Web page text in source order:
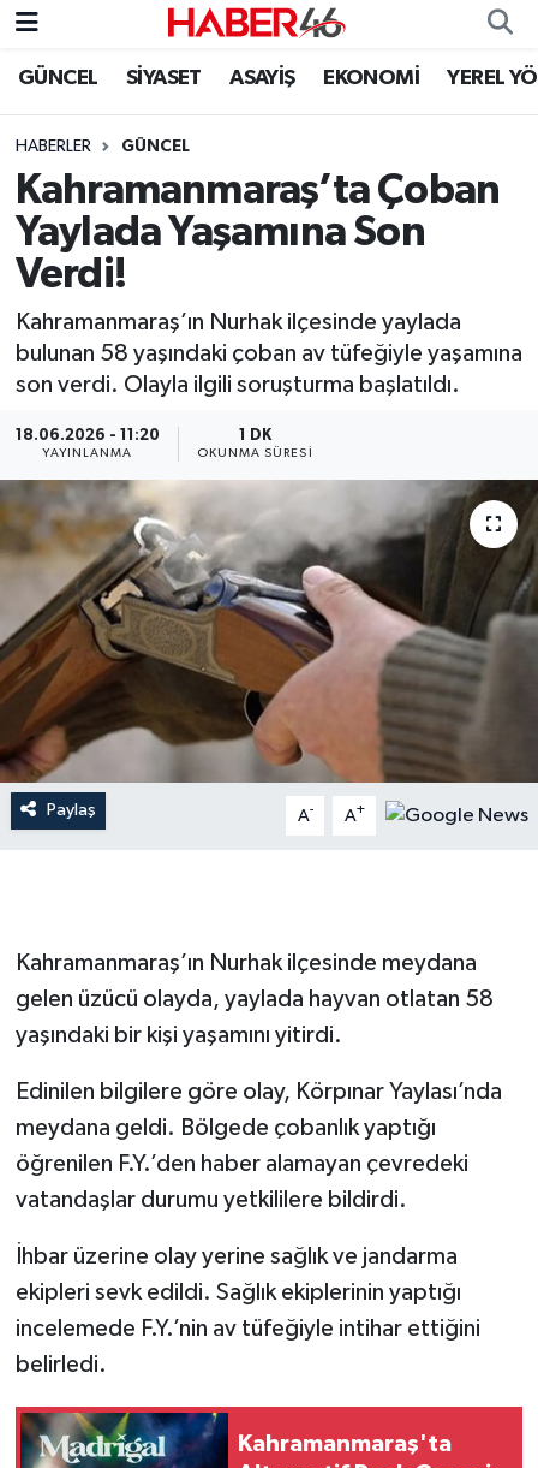
GÜNCEL SİYASET ASAYİŞ EKONOMİ YEREL
HABERLER GÜNCEL
Kahramanmaraş’ta Çoban
Yaylada Yaşamına Son
Verdi!
Kahramanmaraş’ın Nurhak ilçesinde yaylada
bulunan 58 yaşındaki çoban av tüfeğiyle yaşamına
son verdi. Olayla ilgili soruşturma başlatıldı.
18.06.2026 - 11:20
YAYINLANMA
1 DK
OKUNMA SÜRESI
Paylaş A- A+
Kahramanmaraş’ın Nurhak ilçesinde meydana
gelen üzücü olayda, yaylada hayvan otlatan 58
yaşındaki bir kişi yaşamını yitirdi.
Edinilen bilgilere göre olay, Körpınar Yaylası’nda
meydana geldi. Bölgede çobanlık yaptığı
öğrenilen F.Y.’den haber alamayan çevredeki
vatandaşlar durumu yetkililere bildirdi.
İhbar üzerine olay yerine sağlık ve jandarma
ekipleri sevk edildi. Sağlık ekiplerinin yaptığı
incelemede F.Y.’nin av tüfeğiyle intihar ettiğini
belirledi.
Kahramanmaraş'ta
GÜNCEL
SİYASET
EKONOMİ
SPOR
YAŞAM
TEKNOLOJİ
SAĞLIK
EĞİTİM
İLÇE HABERLERİ
KÜLTÜR-SANAT
KSÜ
DÜNYA
ROPORTAJ
KADIN-AİLE
YEREL YÖNETİM
SEÇİM 2011
ÜÇÜNCÜ SAYFA
BİLİMNET
Yemek
SİVİL TOPLUM
SEÇİM 2014
Nöbetçi Eczaneler
Hava Durumu
Kahramanmaraş Namaz Vakitleri
Trafik Durumu
Süper Lig Puan Durumu ve Fikstür
Tüm Manşetler
Son Dakika Haberleri
Haber Arşivi